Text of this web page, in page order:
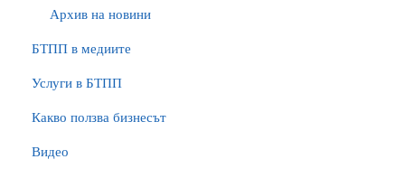
Архив на новини
БTПП в медиите
Услуги в БТПП
Какво ползва бизнесът
Видео